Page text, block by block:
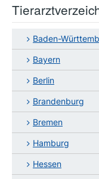
Baden-
Bayern
Berlin
Brandenburg
Bremen
Hamburg
Hessen